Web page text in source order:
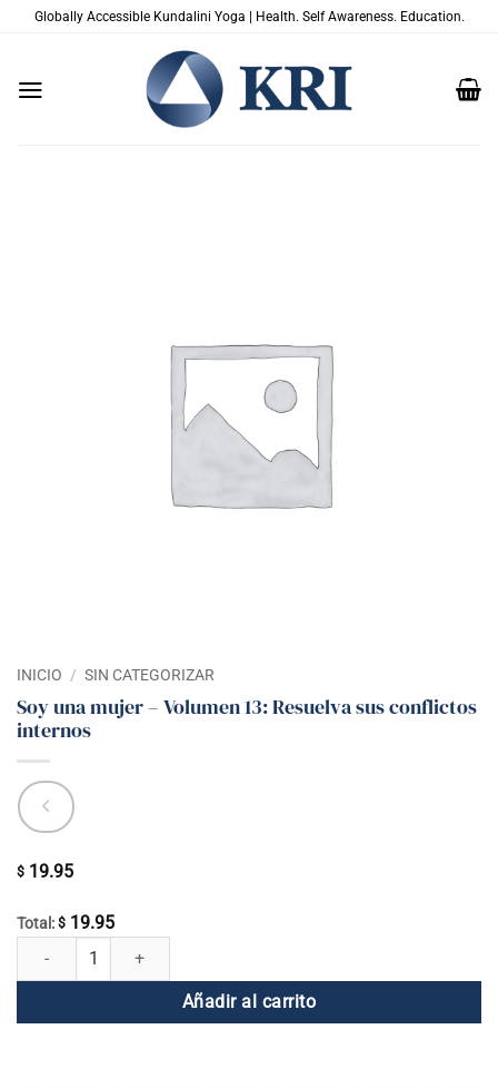
SaltarGlobally Accessible Kundalini Yoga | Health. Self Awareness. Education.
INICIO / SIN CATEGORIZAR
Soy una mujer – Volumen 13: Resuelva sus conflictos
internos
$ 19.95
Total: $ 19.95
Soy una mujer - Volumen 13: Resuelva sus conflictos internos cantidad
Añadir al carrito